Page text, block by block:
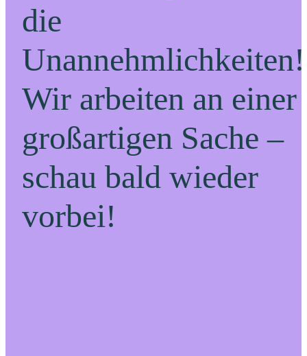
die
Unannehmlichkeiten!
Wir arbeiten an einer
großartigen Sache –
schau bald wieder
vorbei!